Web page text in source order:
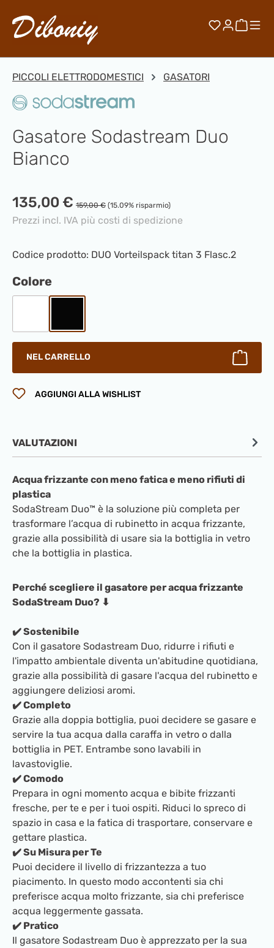
Passa al contenuto principale
Hai 0Il
PICCOLI ELETTRODOMESTICI GASATORI
Gasatore Sodastream Duo
Bianco
Prezzo di vendita:
135,00 € Prezzo normale:
159,00 € (15.09% risparmio)
Prezzi incl. IVA più costi di spedizione
Codice prodotto: DUO Vorteilspack titan 3 Flasc.2
Seleziona
Colore
NEL CARRELLO
AGGIUNGI ALLA WISHLIST
VALUTAZIONI
Acqua frizzante con meno fatica e meno rifiuti di
plastica
SodaStream Duo™ è la soluzione più completa per
trasformare l’acqua di rubinetto in acqua frizzante,
grazie alla possibilità di usare sia la bottiglia in vetro
che la bottiglia in plastica.
Perché scegliere il gasatore per acqua frizzante
SodaStream Duo? ⬇
✔️ Sostenibile
Con il gasatore Sodastream Duo, ridurre i rifiuti e
l'impatto ambientale diventa un'abitudine quotidiana,
grazie alla possibilità di gasare l'acqua del rubinetto e
aggiungere deliziosi aromi.
✔️ Completo
Grazie alla doppia bottiglia, puoi decidere se gasare e
servire la tua acqua dalla caraffa in vetro o dalla
bottiglia in PET. Entrambe sono lavabili in
lavastoviglie.
✔️ Comodo
Prepara in ogni momento acqua e bibite frizzanti
fresche, per te e per i tuoi ospiti. Riduci lo spreco di
spazio in casa e la fatica di trasportare, conservare e
gettare plastica.
✔️ Su Misura per Te
Puoi decidere il livello di frizzantezza a tuo
piacimento. In questo modo accontenti sia chi
preferisce acqua molto frizzante, sia chi preferisce
acqua leggermente gassata.
✔️ Pratico
Il gasatore Sodastream Duo è apprezzato per la sua